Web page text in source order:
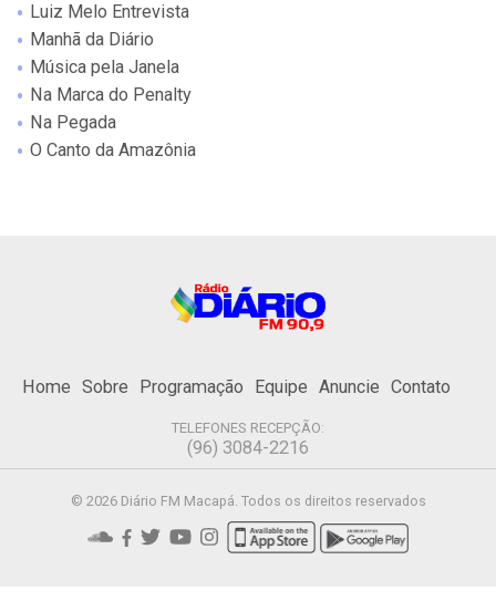
Luiz Melo Entrevista
Manhã da Diário
Música pela Janela
Na Marca do Penalty
Na Pegada
O Canto da Amazônia
Home Sobre Programação Equipe Anuncie Contato
TELEFONES RECEPÇÃO:
(96) 3084-2216
© 2026 Diário FM Macapá. Todos os direitos reservados